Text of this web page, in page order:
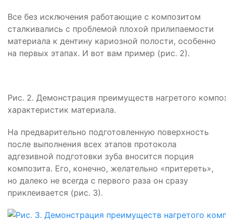
Все без исключения работающие с композитом
сталкивались с проблемой плохой прилипаемости
материала к дентину кариозной полости, особенно
на первых этапах. И вот вам пример (рис. 2).
Рис. 2. Демонстрация преимуществ нагретого
характеристик материала.
На предварительно подготовленную поверхность
после выполнения всех этапов протокола
адгезивной подготовки зуба вносится порция
композита. Его, конечно, желательно «притереть»,
но далеко не всегда с первого раза он сразу
приклеивается (рис. 3).